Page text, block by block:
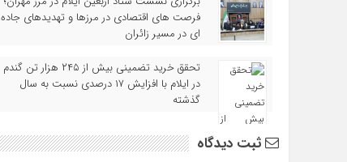
فرصت‌ های اقتصادی در مرزها و تهدیدهای جاده‌
ای در مسیر زائران
تحقق خرید تضمینی بیش از ۲۴۵ هزار تن گندم
در ایلام با افزایش ۱۷ درصدی نسبت به سال
گذشته
ثبت دیدگاه